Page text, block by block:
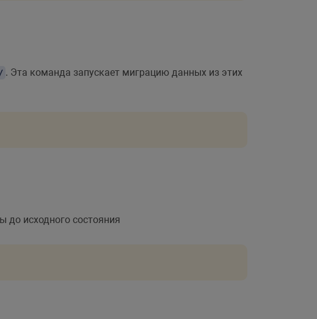
. Эта команда запускает миграцию данных из этих
до исходного состояния